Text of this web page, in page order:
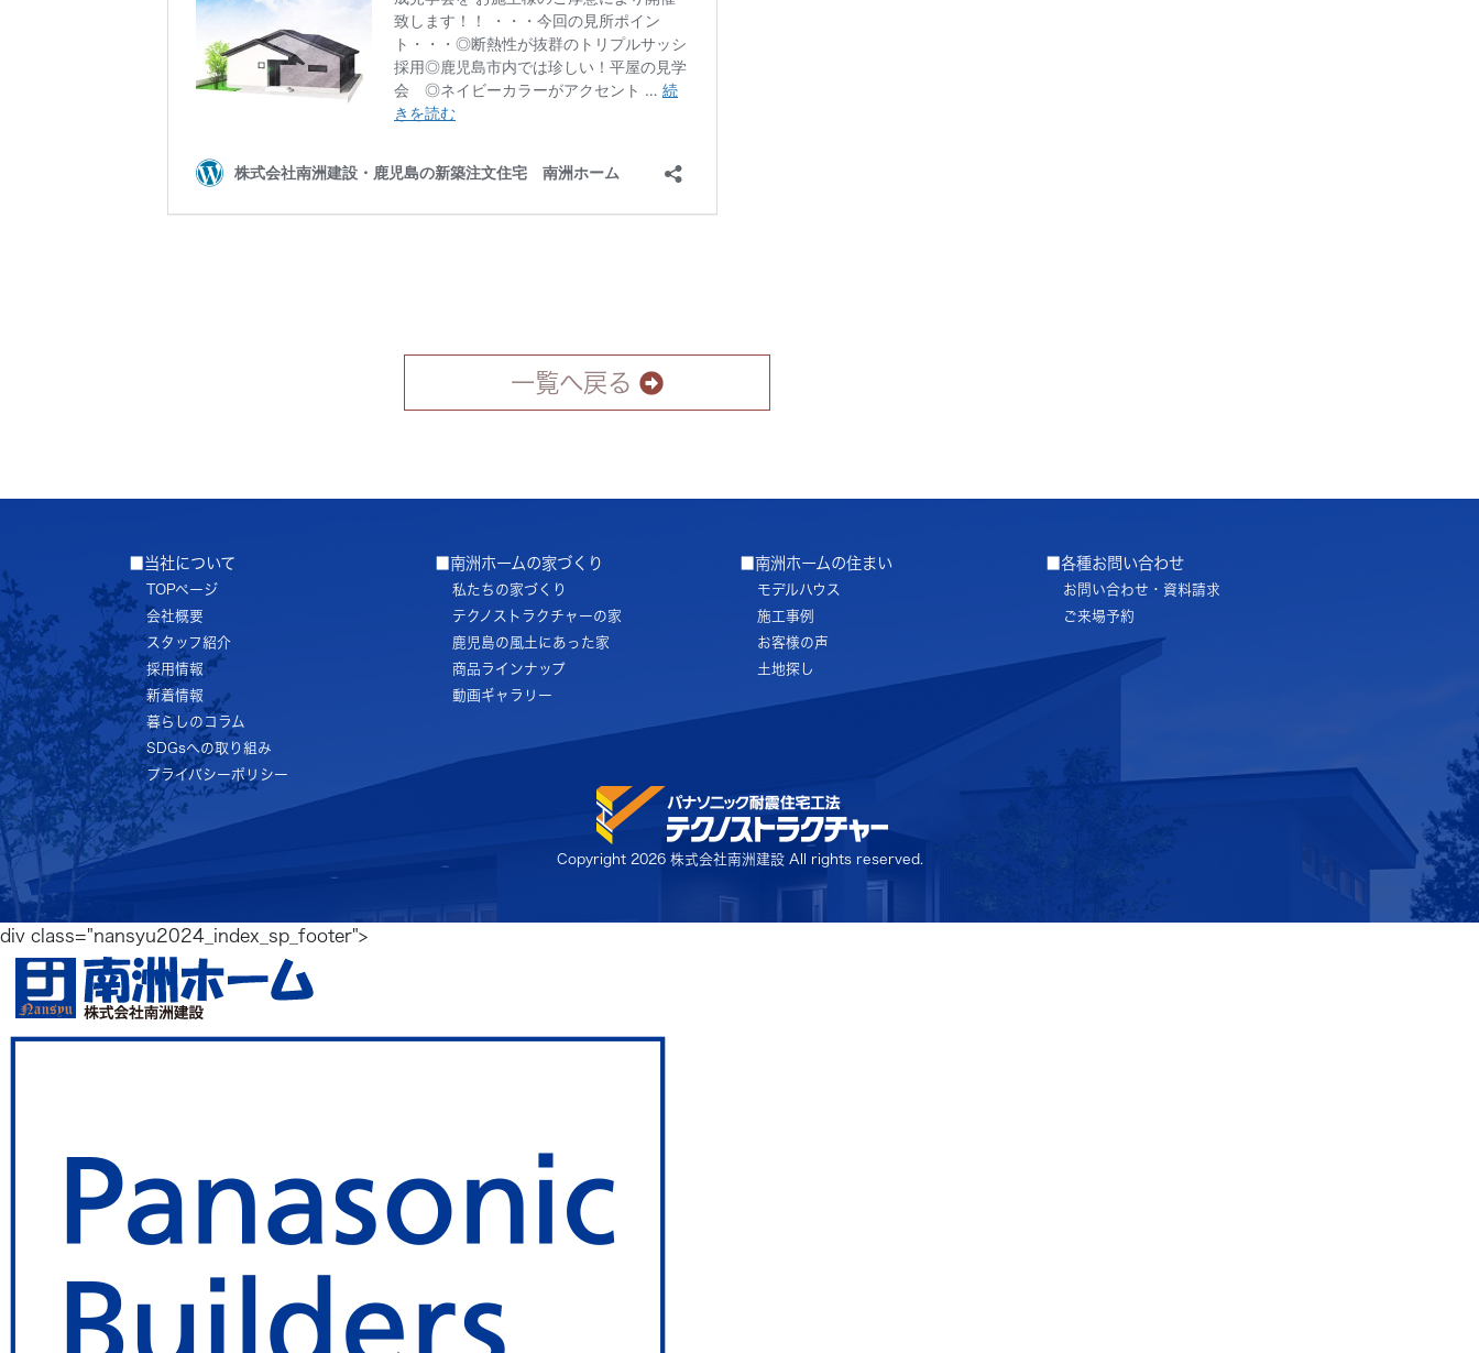
一覧へ戻る
■当社について
TOPページ
会社概要
スタッフ紹介
採用情報
新着情報
暮らしのコラム
SDGsへの取り組み
プライバシーポリシー
■南洲ホームの家づくり
私たちの家づくり
テクノストラクチャーの家
鹿児島の風土にあった家
商品ラインナップ
動画ギャラリー
■南洲ホームの住まい
モデルハウス
施工事例
お客様の声
土地探し
■各種お問い合わせ
お問い合わせ・資料請求
ご来場予約
Copyright 2026 株式会社南洲建設 All rights reserved.
div class="nansyu2024_index_sp_footer">